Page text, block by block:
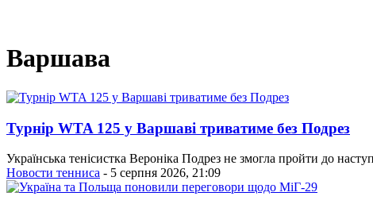
Варшава
Турнір WTA 125 у Варшаві триватиме без Подрез
Українська тенісистка Вероніка Подрез не змогла пройти до
Новости тенниса - 5 серпня 2026, 21:09